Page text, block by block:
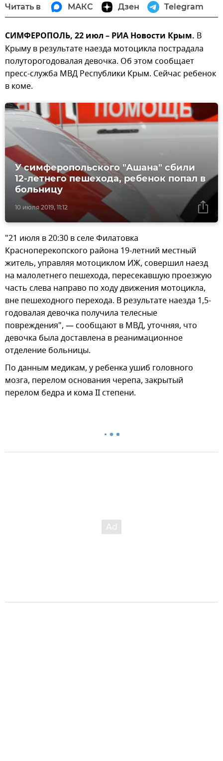
Читать в МАКС Дзен Telegram
СИМФЕРОПОЛЬ, 22 июл – РИА Новости Крым. В
Крыму в результате наезда мотоцикла пострадала
полуторогодовалая девочка. Об этом сообщает
пресс-служба МВД Республики Крым. Сейчас ребенок
в коме.
10 июля 2019, 11:12
У симферопольского "Ашана" сбили
12-летнего пешехода, ребенок попал в
больницу
"21 июля в 20:30 в селе Филатовка
Красноперекопского района 19-летний местный
житель, управляя мотоциклом ИЖ, совершил наезд
на малолетнего пешехода, пересекавшую проезжую
часть слева направо по ходу движения мотоцикла,
вне пешеходного перехода. В результате наезда 1,5-
годовалая девочка получила телесные
повреждения", — сообщают в МВД, уточняя, что
девочка была доставлена в реанимационное
отделение больницы.
По данным медикам, у ребенка ушиб головного
мозга, перелом основания черепа, закрытый
перелом бедра и кома II степени.